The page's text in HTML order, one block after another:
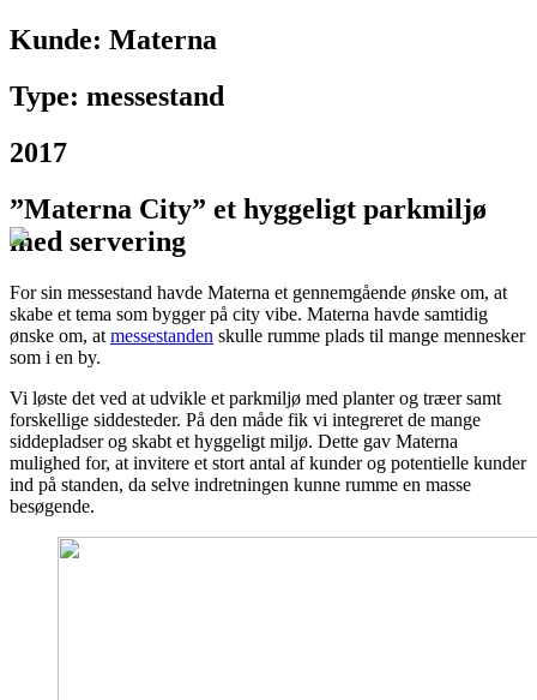
Kunde: Materna
Type: messestand
2017
”Materna City” et hyggeligt parkmiljø
med servering
For sin messestand havde Materna et gennemgående ønske om, at
skabe et tema som bygger på city vibe. Materna havde samtidig
ønske om, at messestanden skulle rumme plads til mange mennesker
som i en by.
Vi løste det ved at udvikle et parkmiljø med planter og træer samt
forskellige siddesteder. På den måde fik vi integreret de mange
siddepladser og skabt et hyggeligt miljø. Dette gav Materna
mulighed for, at invitere et stort antal af kunder og potentielle kunder
ind på standen, da selve indretningen kunne rumme en masse
besøgende.